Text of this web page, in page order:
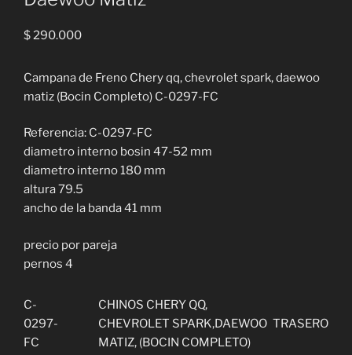
$290.000
Campana de Freno Chery qq, chevrolet spark, daewoo
matiz (Bocin Completo) C-0297-FC
Referencia: C-0297-FC
diametro interno bosin 47-52 mm
diametro interno 180 mm
altura 79.5
ancho de la banda 41 mm
precio por pareja
pernos 4
C-
0297-
FC
CHINOS CHERY QQ,
CHEVROLET SPARK,DAEWOO
MATIZ, (BOCIN COMPLETO)
TRASERO